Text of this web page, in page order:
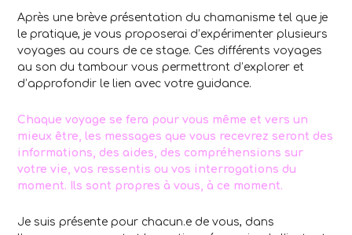
Après une brève présentation du chamanisme tel que je
le pratique, je vous proposerai d’expérimenter plusieurs
voyages au cours de ce stage. Ces différents voyages
au son du tambour vous permettront d’explorer et
d’approfondir le lien avec votre guidance.
Chaque voyage se fera pour vous même et vers un
mieux être, les messages que vous recevrez seront des
informations, des aides, des compréhensions sur
votre vie, vos ressentis ou vos interrogations du
moment. Ils sont propres à vous, à ce moment.
Je suis présente pour chacun.e de vous, dans